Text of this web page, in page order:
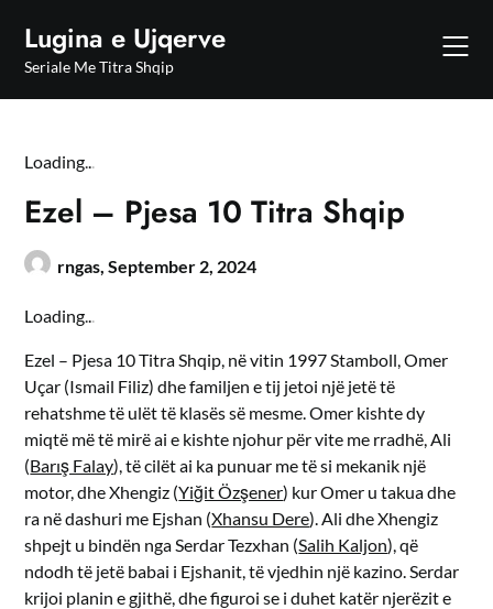
content
Lugina e Ujqerve
Seriale Me Titra Shqip
Loading...
Ezel – Pjesa 10 Titra Shqip
rngas,September 2, 2024
Loading...
Ezel – Pjesa 10 Titra Shqip, në vitin 1997 Stamboll, Omer
Uçar (Ismail Filiz) dhe familjen e tij jetoi një jetë të
rehatshme të ulët të klasës së mesme. Omer kishte dy
miqtë më të mirë ai e kishte njohur për vite me rradhë, Ali
(Barış Falay), të cilët ai ka punuar me të si mekanik një
motor, dhe Xhengiz (Yiğit Özşener) kur Omer u takua dhe
ra në dashuri me Ejshan (Xhansu Dere). Ali dhe Xhengiz
shpejt u bindën nga Serdar Tezxhan (Salih Kaljon), që
ndodh të jetë babai i Ejshanit, të vjedhin një kazino. Serdar
krijoi planin e gjithë, dhe figuroi se i duhet katër njerëzit e